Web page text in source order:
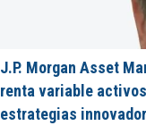
J.P. Morgan Asset
renta variable
estrategias